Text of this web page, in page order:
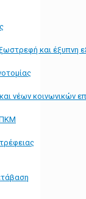
και έξυπνη
νέων κοινωνικών
ΠΚΜ